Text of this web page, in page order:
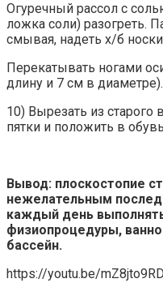
Огуречный рассол с
ложка соли) разогреть.
смывая, надеть х/б
Перекатывать ногами
длину и 7 см в
10) Вырезать из старого
пятки и положить в
Вывод: плоскостопие
нежелательным
каждый день
физиопроцедуры,
бассейн.
https://youtu.be/